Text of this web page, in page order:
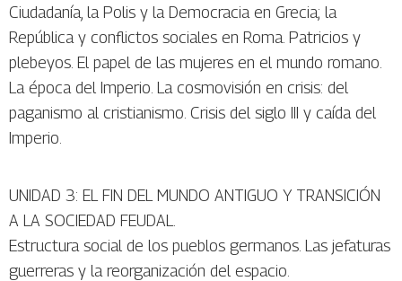
Ciudadanía, la Polis y la Democracia en Grecia; la
República y conflictos sociales en Roma. Patricios y
plebeyos. El papel de las mujeres en el mundo romano.
La época del Imperio. La cosmovisión en crisis: del
paganismo al cristianismo. Crisis del siglo III y caída del
Imperio.
UNIDAD 3: EL FIN DEL MUNDO ANTIGUO Y TRANSICIÓN
A LA SOCIEDAD FEUDAL.
Estructura social de los pueblos germanos. Las jefaturas
guerreras y la reorganización del espacio.